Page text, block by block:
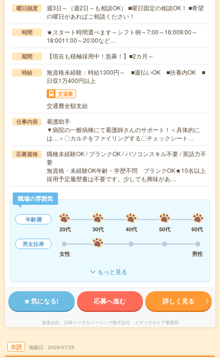
曜日頻度
週3日～（週2日～も相談OK） ■曜日固定の相談OK！ ■希望
の曜日があればご相談ください！
時間
★スタート時間選べます～シフト例～7:00～16:009:00～
18:0011:00～20:00など…
期間 【現在も積極採用中！急募！】■2カ月～
時給
無資格未経験：時給1300円～ ■週払いOK ■扶養内OK ■
日収1万400円以上
交通費
交通費全額支給
仕事内容
看護助手
▼病院の一般病棟にて看護師さんのサポート！＜具体的に
は…＞〇カルテをファイリングする〇チェックシート…
応募資格
職種未経験OK / ブランクOK / パソコンスキル不要 / 英語力不
要
無資格・未経験OK年齢・学歴不問 ブランクOK★10名以上
採用予定履歴書は不要です。少しでも興味があ…
職場の雰囲気
年齢層
20代
30代 40代 50代
60代
男女比率
女性
男性
もっと見る
気になる! 応募へ進む 詳しく見る
派遣会社 日研トータルソーシング株式会社 メディカルケア事業部
未読 掲載日 2026/07/25